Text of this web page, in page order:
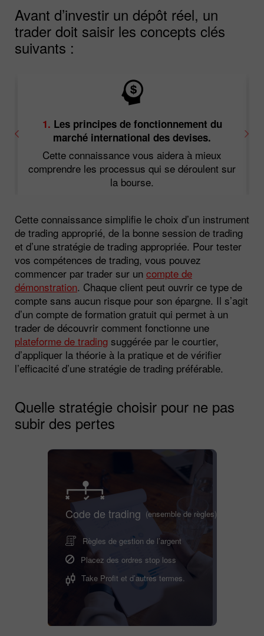
Avant d’investir un dépôt réel, un
trader doit saisir les concepts clés
suivants :
1. Les principes de fonctionnement du
marché international des devises.
Cette connaissance vous aidera à mieux
comprendre les processus qui se déroulent sur
la bourse.
Cette connaissance simplifie le choix d’un instrument
de trading approprié, de la bonne session de trading
et d’une stratégie de trading appropriée. Pour tester
vos compétences de trading, vous pouvez
commencer par trader sur un compte de
démonstration. Chaque client peut ouvrir ce type de
compte sans aucun risque pour son épargne. Il s’agit
d’un compte de formation gratuit qui permet à un
trader de découvrir comment fonctionne une
plateforme de trading suggérée par le courtier,
d’appliquer la théorie à la pratique et de vérifier
l’efficacité d’une stratégie de trading préférable.
Quelle stratégie choisir pour ne pas
subir des pertes
Code de trading (ensemble de règles)
Règles de gestion de l’argent
Placez des ordres stop loss
Take Profit et d’autres termes.